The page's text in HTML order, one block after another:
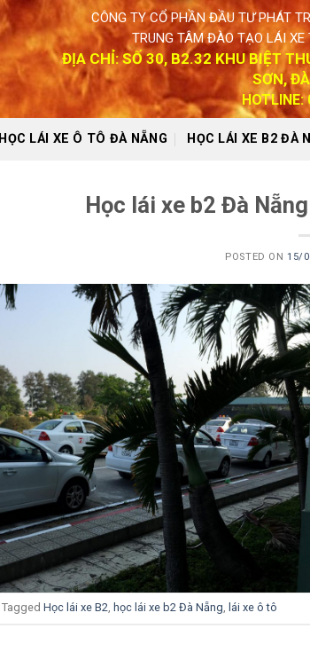
CÔNG TY CỔ PHẦN ĐẦU TƯ PHÁT
TRUNG TÂM ĐÀO TẠO LÁI
ĐỊA CHỈ: SỐ 30, B2.32 KHU BIỆT
SƠN,
HOTLINE:
HỌC LÁI XE Ô TÔ ĐÀ NẴNG HỌC LÁI XE B2 ĐÀ
Học lái xe b2 Đà
POSTED ON 15/
Tagged Học lái xe B2, học lái xe b2 Đà Nẵng, lái xe ô tô